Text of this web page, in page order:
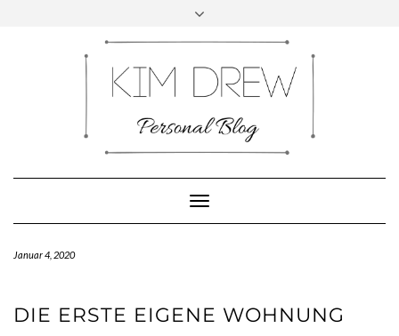
INSTAGRAM
PINTEREST
FACEBOOK
YOUTUBE
Toggle
Navigation
Januar 4, 2020
DIE ERSTE EIGENE WOHNUNG